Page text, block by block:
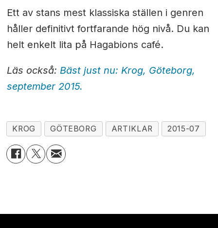
Ett av stans mest klassiska ställen i genren
håller definitivt fortfarande hög nivå. Du kan
helt enkelt lita på Hagabions café.
Läs också: Bäst just nu: Krog, Göteborg,
september 2015.
KROG GÖTEBORG ARTIKLAR 2015-07